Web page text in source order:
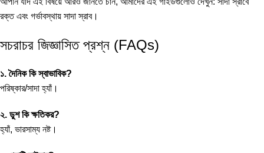
রক্তএবং গর্ভাবস্থায় সাদা স্রাব।
সচরাচর জিজ্ঞাসিত প্রশ্ন (FAQs)
১. দৈনিক কি স্বাভাবিক?
পরিষ্কার/সাদা হ্যাঁ।
২. ডুশ কি ক্ষতিকর?
হ্যাঁ, ভারসাম্য নষ্ট।